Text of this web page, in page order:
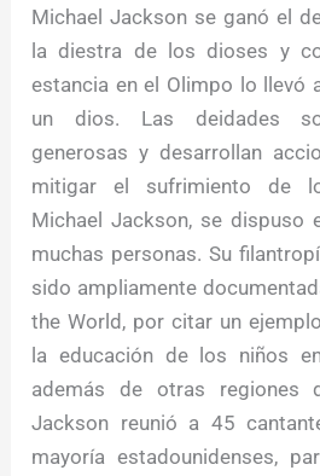
Michael Jackson se ganó el
la diestra de los dioses y
estancia en el Olimpo lo llevó
un dios. Las deidades
generosas y desarrollan
mitigar el sufrimiento de
Michael Jackson, se dispuso
muchas personas. Su
sido ampliamente
the World, por citar un
la educación de los niños
además de otras regiones
Jackson reunió a 45
mayoría estadounidenses,